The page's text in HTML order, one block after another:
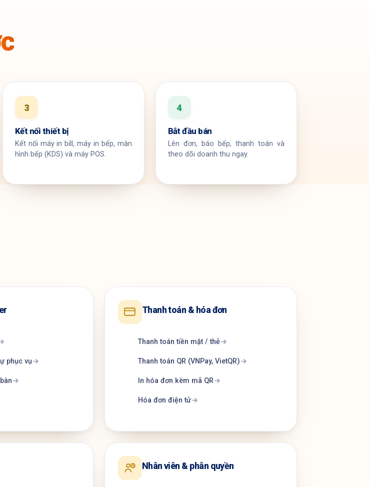
3
Kết nối thiết bị
Kết nối máy in bill, máy in bếp, màn
hình bếp (KDS) và máy POS.
4
Bắt đầu bán
Lên đơn, báo bếp, thanh toán và
theo dõi doanh thu ngay.
phục vụ
Thanh toán & hóa đơn
Thanh toán tiền mặt / thẻ
Thanh toán QR (VNPay, VietQR)
In hóa đơn kèm mã QR
Hóa đơn điện tử
Nhân viên & phân quyền